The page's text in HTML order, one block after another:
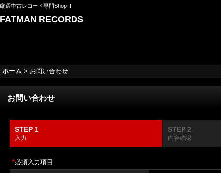
厳選中古レコード専門Shop !!
FATMAN RECORDS
ホーム > お問い合わせ
お問い合わせ
STEP 1
入力
STEP 2
内容確認
*必須入力項目